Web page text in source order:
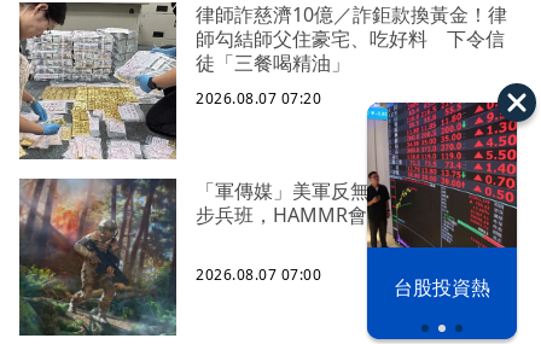
以色列 穹頂
台股投資熱
律師詐慈濟10億／詐鉅款換黃金！律
師勾結師父住豪宅、吃好料 下令信
徒「三餐喝精油」
2026.08.07 07:20
「軍傳媒」美軍反無人機能力下放到
步兵班，HAMMR會是解決方案之一？
2026.08.07 07:00